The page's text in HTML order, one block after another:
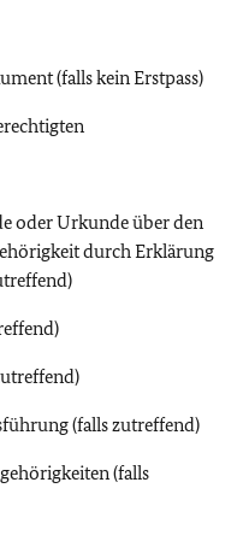
(falls kein Erstpass)
oder Urkunde über den
durch Erklärung
(falls zutreffend)
(falls